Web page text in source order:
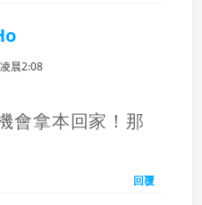
晨2:08
會拿本回家！那
回覆